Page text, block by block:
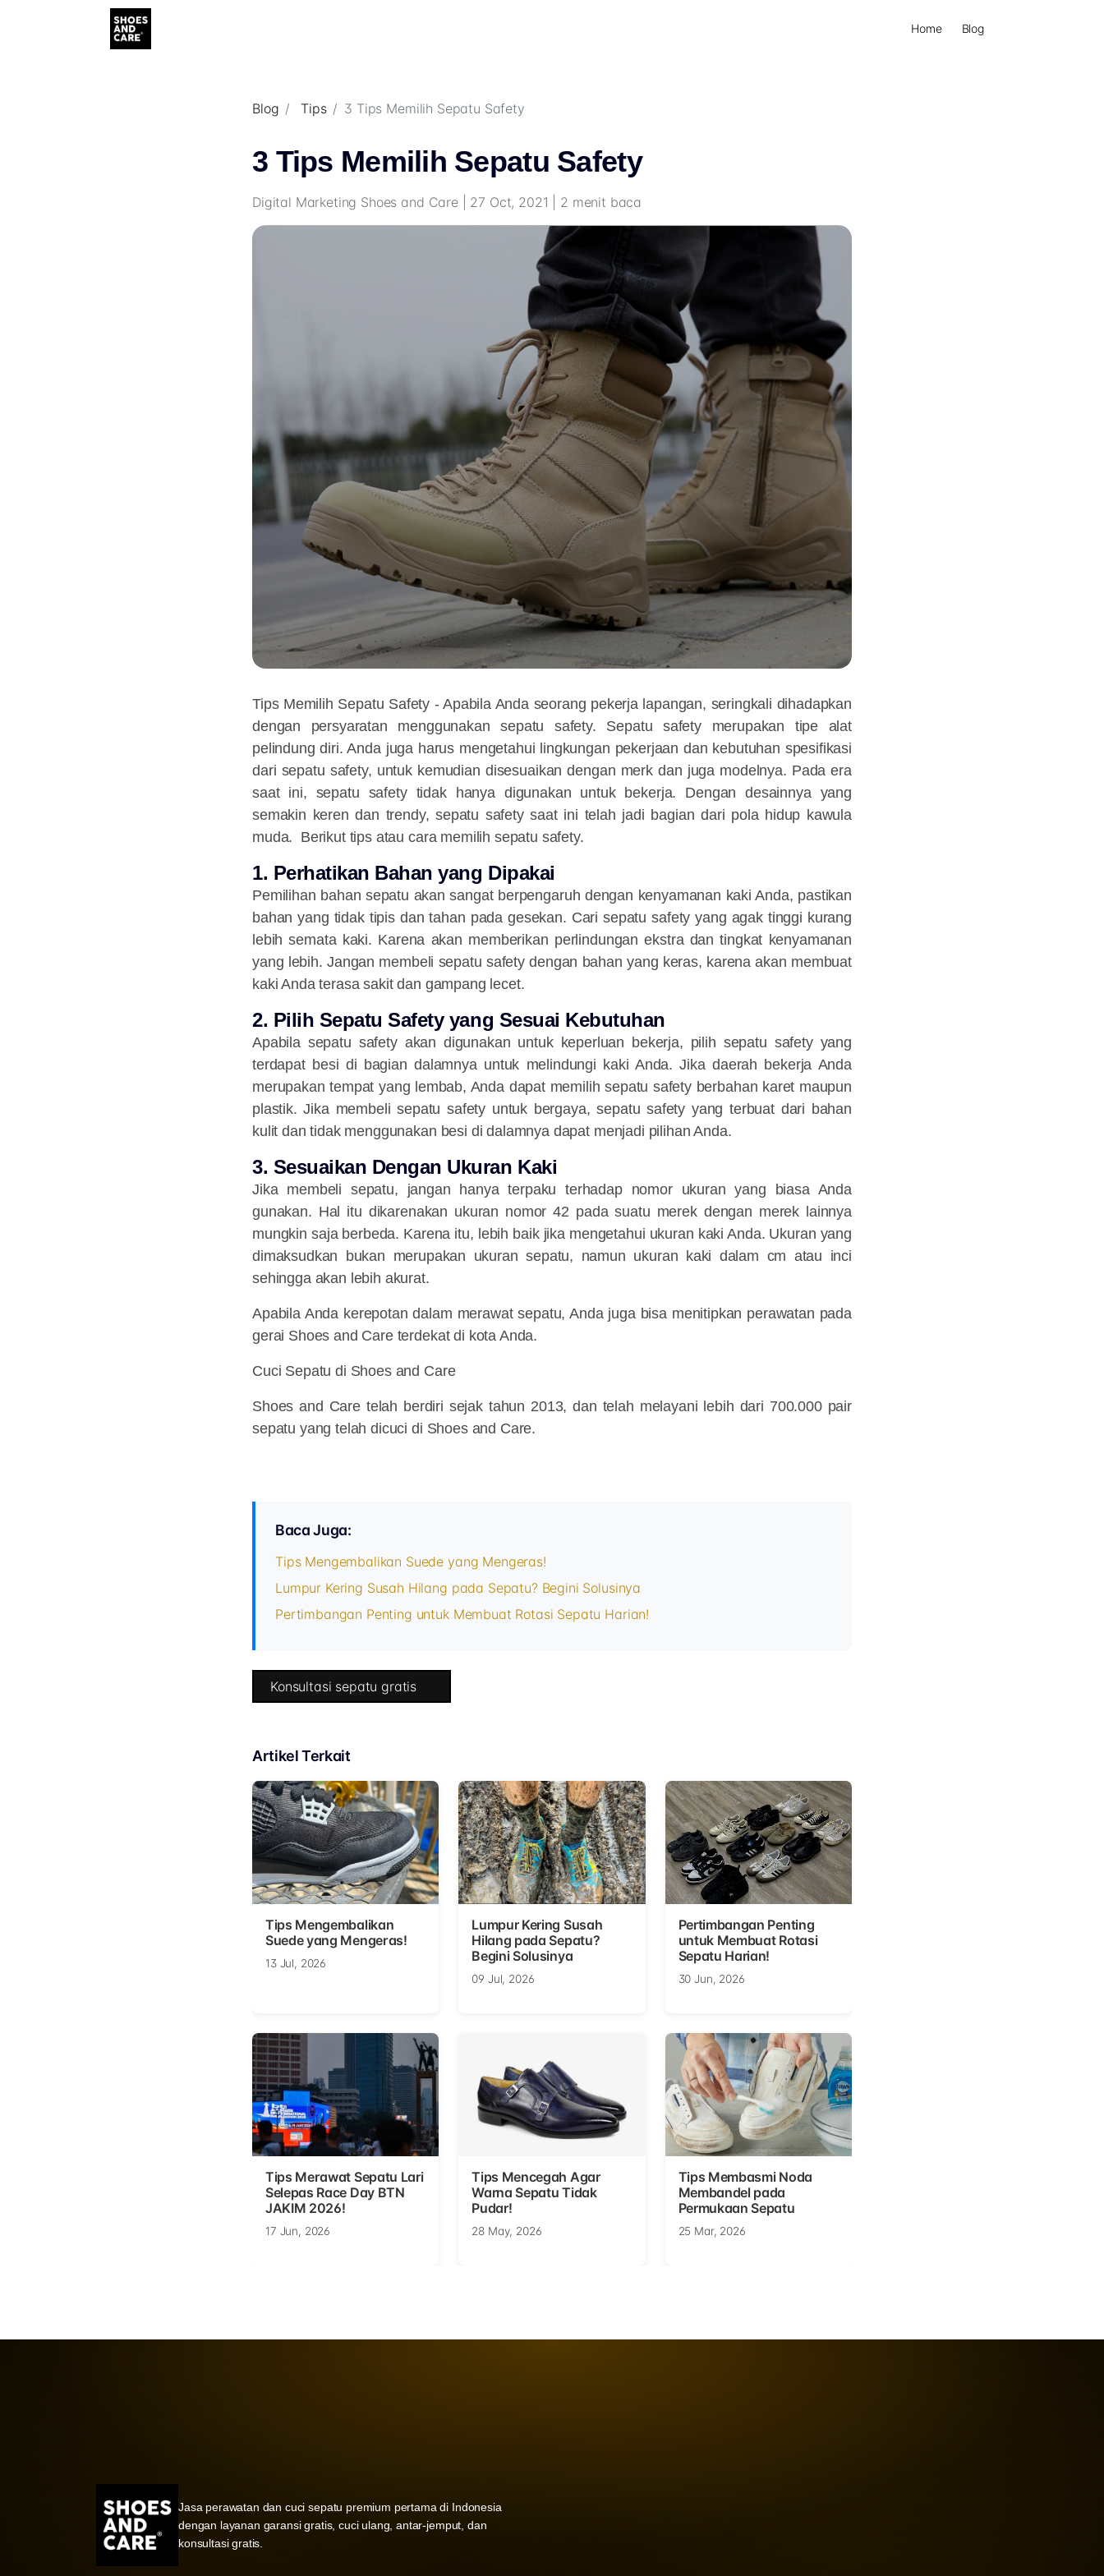
Home Blog
Blog Tips 3 Tips Memilih Sepatu Safety
3 Tips Memilih Sepatu Safety
Digital Marketing Shoes and Care | 27 Oct, 2021 | 2 menit baca
Tips Memilih Sepatu Safety -Apabila Anda seorang pekerja lapangan, seringkali dihadapkan
dengan persyaratan menggunakan sepatu safety. Sepatu safety merupakan tipe alat
pelindung diri. Anda juga harus mengetahui lingkungan pekerjaan dan kebutuhan spesifikasi
dari sepatu safety, untuk kemudian disesuaikan dengan merk dan juga modelnya. Pada era
saat ini, sepatu safety tidak hanya digunakan untuk bekerja. Dengan desainnya yang
semakin keren dan trendy, sepatu safety saat ini telah jadi bagian dari pola hidup kawula
muda. Berikut tips atau cara memilih sepatu safety.
1. Perhatikan Bahan yang Dipakai
Pemilihan bahan sepatu akan sangat berpengaruh dengan kenyamanan kaki Anda, pastikan
bahan yang tidak tipis dan tahan pada gesekan. Cari sepatu safety yang agak tinggi kurang
lebih semata kaki. Karena akan memberikan perlindungan ekstra dan tingkat kenyamanan
yang lebih. Jangan membeli sepatu safety dengan bahan yang keras, karena akan membuat
kaki Anda terasa sakit dan gampang lecet.
2. Pilih Sepatu Safety yang Sesuai Kebutuhan
Apabila sepatu safety akan digunakan untuk keperluan bekerja, pilih sepatu safety yang
terdapat besi di bagian dalamnya untuk melindungi kaki Anda. Jika daerah bekerja Anda
merupakan tempat yang lembab, Anda dapat memilih sepatu safety berbahan karet maupun
plastik. Jika membeli sepatu safety untuk bergaya, sepatu safety yang terbuat dari bahan
kulit dan tidak menggunakan besi di dalamnya dapat menjadi pilihan Anda.
3. Sesuaikan Dengan Ukuran Kaki
Jika membeli sepatu, jangan hanya terpaku terhadap nomor ukuran yang biasa Anda
gunakan. Hal itu dikarenakan ukuran nomor 42 pada suatu merek dengan merek lainnya
mungkin saja berbeda. Karena itu, lebih baik jika mengetahui ukuran kaki Anda. Ukuran yang
dimaksudkan bukan merupakan ukuran sepatu, namun ukuran kaki dalam cm atau inci
sehingga akan lebih akurat.
Apabila Anda kerepotan dalam merawat sepatu, Anda juga bisa menitipkan perawatan pada
gerai Shoes and Care terdekat di kota Anda.
Cuci Sepatu di Shoes and Care
Shoes and Care telah berdiri sejak tahun 2013, dan telah melayani lebih dari 700.000 pair
sepatu yang telah dicuci di Shoes and Care.
Baca Juga:
Tips Mengembalikan Suede yang Mengeras!
Lumpur Kering Susah Hilang pada Sepatu? Begini Solusinya
Pertimbangan Penting untuk Membuat Rotasi Sepatu Harian!
Konsultasi sepatu gratis
Artikel Terkait
Tips Mengembalikan
Suede yang Mengeras!
13 Jul, 2026
Lumpur Kering Susah
Hilang pada Sepatu?
Begini Solusinya
09 Jul, 2026
Pertimbangan Penting
untuk Membuat Rotasi
Sepatu Harian!
30 Jun, 2026
Tips Merawat Sepatu Lari
Selepas Race Day BTN
JAKIM 2026!
17 Jun, 2026
Tips Mencegah Agar
Warna Sepatu Tidak
Pudar!
28 May, 2026
Tips Membasmi Noda
Membandel pada
Permukaan Sepatu
25 Mar, 2026
Jasa perawatan dan cuci sepatu premium pertama di Indonesia
dengan layanan garansi gratis, cuci ulang, antar-jemput, dan
konsultasi gratis.